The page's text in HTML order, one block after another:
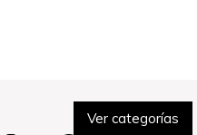
Ver categorías